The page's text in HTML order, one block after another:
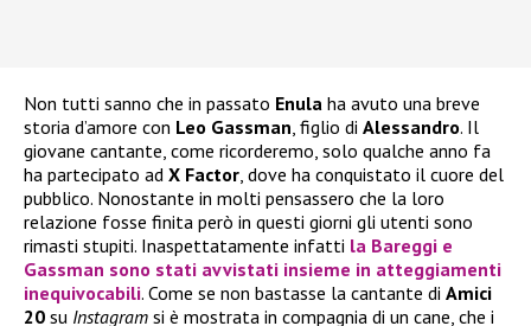
Non tutti sanno che in passato Enula ha avuto una breve
storia d’amore con Leo Gassman, figlio di Alessandro. Il
giovane cantante, come ricorderemo, solo qualche anno fa
ha partecipato ad X Factor, dove ha conquistato il cuore del
pubblico. Nonostante in molti pensassero che la loro
relazione fosse finita però in questi giorni gli utenti sono
rimasti stupiti. Inaspettatamente infatti la Bareggi e
Gassman sono stati avvistati insieme in atteggiamenti
inequivocabili. Come se non bastasse la cantante di Amici
20 su Instagram si è mostrata in compagnia di un cane, che i